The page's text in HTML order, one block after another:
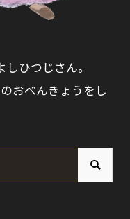
ひつじさん。
おべんきょうをし